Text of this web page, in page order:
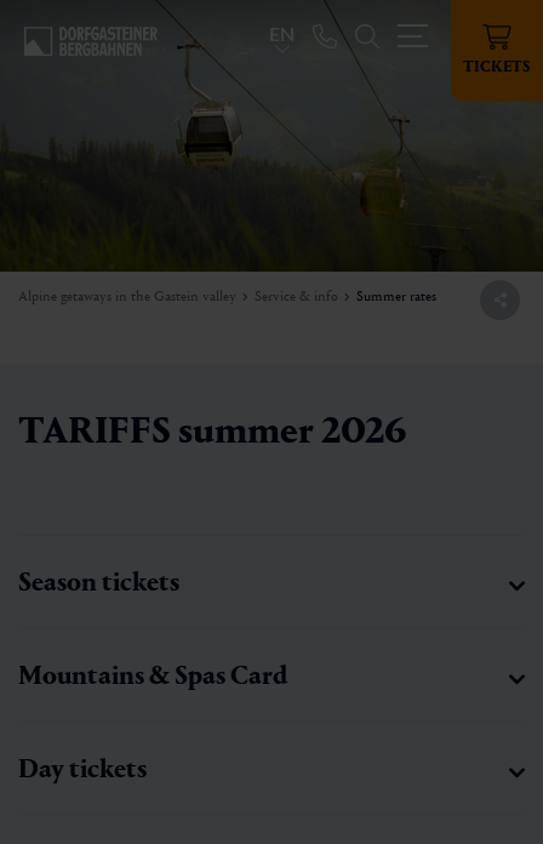
TICKETS
EN
Alpine getaways in the Gastein valley Service & info Summer rates
TARIFFS summer 2026
Season tickets
Mountains & Spas Card
Day tickets